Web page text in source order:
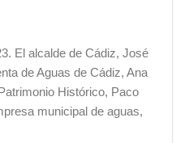
El alcalde de Cádiz, José
de Aguas de Cádiz, Ana
Histórico, Paco
municipal de aguas,